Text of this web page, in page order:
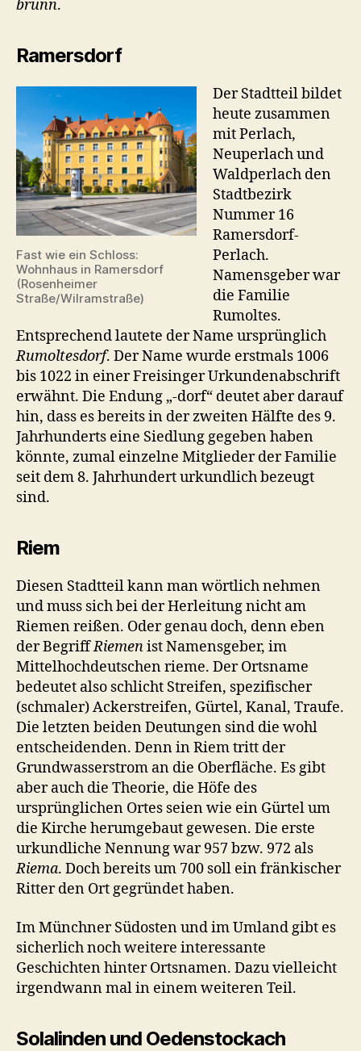
brunn.
Ramersdorf
Fast wie ein Schloss:
Wohnhaus in Ramersdorf
(Rosenheimer
Straße/Wilramstraße)
Der Stadtteil bildet
heute zusammen
mit Perlach,
Neuperlach und
Waldperlach den
Stadtbezirk
Nummer 16
Ramersdorf-
Perlach.
Namensgeber war
die Familie
Rumoltes.
Entsprechend lautete der Name ursprünglich
Rumoltesdorf. Der Name wurde erstmals 1006
bis 1022 in einer Freisinger Urkundenabschrift
erwähnt. Die Endung „‑dorf“ deutet aber darauf
hin, dass es bereits in der zweiten Hälfte des 9.
Jahrhunderts eine Siedlung gegeben haben
könnte, zumal einzelne Mitglieder der Familie
seit dem 8. Jahrhundert urkundlich bezeugt
sind.
Riem
Diesen Stadtteil kann man wörtlich nehmen
und muss sich bei der Herleitung nicht am
Riemen reißen. Oder genau doch, denn eben
der BegriffRiemenist Namensgeber, im
Mittelhochdeutschen rieme. Der Ortsname
bedeutet also schlicht Streifen, spezifischer
(schmaler) Ackerstreifen, Gürtel, Kanal, Traufe.
Die letzten beiden Deutungen sind die wohl
entscheidenden. Denn in Riem tritt der
Grundwasserstrom an die Oberfläche. Es gibt
aber auch die Theorie, die Höfe des
ursprünglichen Ortes seien wie ein Gürtel um
die Kirche herumgebaut gewesen. Die erste
urkundliche Nennung war 957 bzw. 972 als
Riema. Doch bereits um 700 soll ein fränkischer
Ritter den Ort gegründet haben.
Im Münchner Südosten und im Umland gibt es
sicherlich noch weitere interessante
Geschichten hinter Ortsnamen. Dazu vielleicht
irgendwann mal in einem weiteren Teil.
Solalinden und Oedenstockach